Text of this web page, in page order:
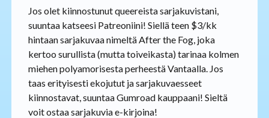
Jos olet kiinnostunut queereista sarjakuvistani,
suuntaa katseesi Patreoniini! Siellä teen $3/kk
hintaan sarjakuvaa nimeltä After the Fog, joka
kertoo surullista (mutta toiveikasta) tarinaa kolmen
miehen polyamorisesta perheestä Vantaalla. Jos
taas erityisesti ekojutut ja sarjakuvaesseet
kiinnostavat, suuntaa Gumroad kauppaani! Sieltä
voit ostaa sarjakuvia e-kirjoina!